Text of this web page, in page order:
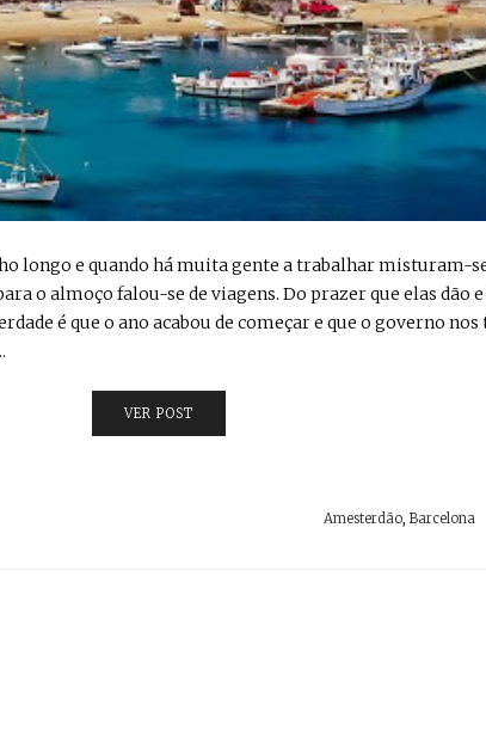
longo e quando há muita gente a trabalhar misturam-
o almoço falou-se de viagens. Do prazer que elas dão e
é que o ano acabou de começar e que o governo
VER POST
Amesterdão,Barcelona